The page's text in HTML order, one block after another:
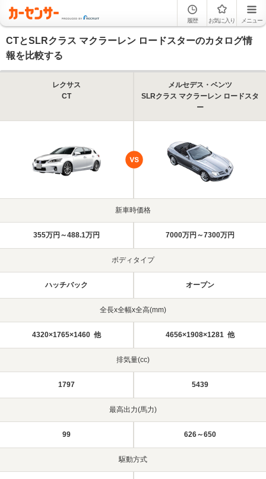
履歴 お気に入り メニュー
CTとSLRクラス マクラーレン ロードスターのカタログ情
報を比較する
レクサス
CT
メルセデス・ベンツ
SLRクラス マクラーレン ロードスタ
ー
新車時価格
355万円～488.1万円 7000万円～7300万円
ボディタイプ
ハッチバック オープン
全長x全幅x全高(mm)
4320×1765×1460 他 4656×1908×1281 他
排気量(cc)
1797 5439
最高出力(馬力)
99 626～650
駆動方式